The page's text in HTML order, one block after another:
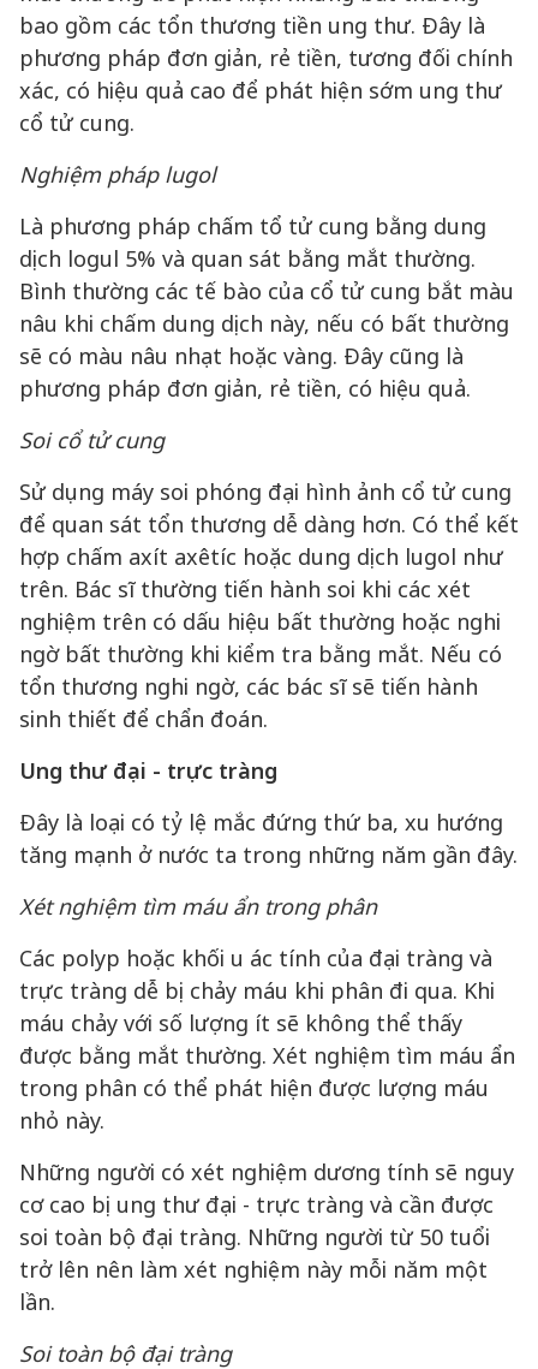
bao gồm các tổn thương tiền ung thư. Đây là
phương pháp đơn giản, rẻ tiền, tương đối chính
xác, có hiệu quả cao để phát hiện sớm ung thư
cổ tử cung.
Nghiệm pháp lugol
Là phương pháp chấm tổ tử cung bằng dung
dịch logul 5% và quan sát bằng mắt thường.
Bình thường các tế bào của cổ tử cung bắt màu
nâu khi chấm dung dịch này, nếu có bất thường
sẽ có màu nâu nhạt hoặc vàng. Đây cũng là
phương pháp đơn giản, rẻ tiền, có hiệu quả.
Soi cổ tử cung
Sử dụng máy soi phóng đại hình ảnh cổ tử cung
để quan sát tổn thương dễ dàng hơn. Có thể kết
hợp chấm axít axêtíc hoặc dung dịch lugol như
trên. Bác sĩ thường tiến hành soi khi các xét
nghiệm trên có dấu hiệu bất thường hoặc nghi
ngờ bất thường khi kiểm tra bằng mắt. Nếu có
tổn thương nghi ngờ, các bác sĩ sẽ tiến hành
sinh thiết để chẩn đoán.
Ung thư đại - trực tràng
Đây là loại có tỷ lệ mắc đứng thứ ba, xu hướng
tăng mạnh ở nước ta trong những năm gần đây.
Xét nghiệm tìm máu ẩn trong phân
Các polyp hoặc khối u ác tính của đại tràng và
trực tràng dễ bị chảy máu khi phân đi qua. Khi
máu chảy với số lượng ít sẽ không thể thấy
được bằng mắt thường. Xét nghiệm tìm máu ẩn
trong phân có thể phát hiện được lượng máu
nhỏ này.
Những người có xét nghiệm dương tính sẽ nguy
cơ cao bị ung thư đại - trực tràng và cần được
soi toàn bộ đại tràng. Những người từ 50 tuổi
trở lên nên làm xét nghiệm này mỗi năm một
lần.
Soi toàn bộ đại tràng